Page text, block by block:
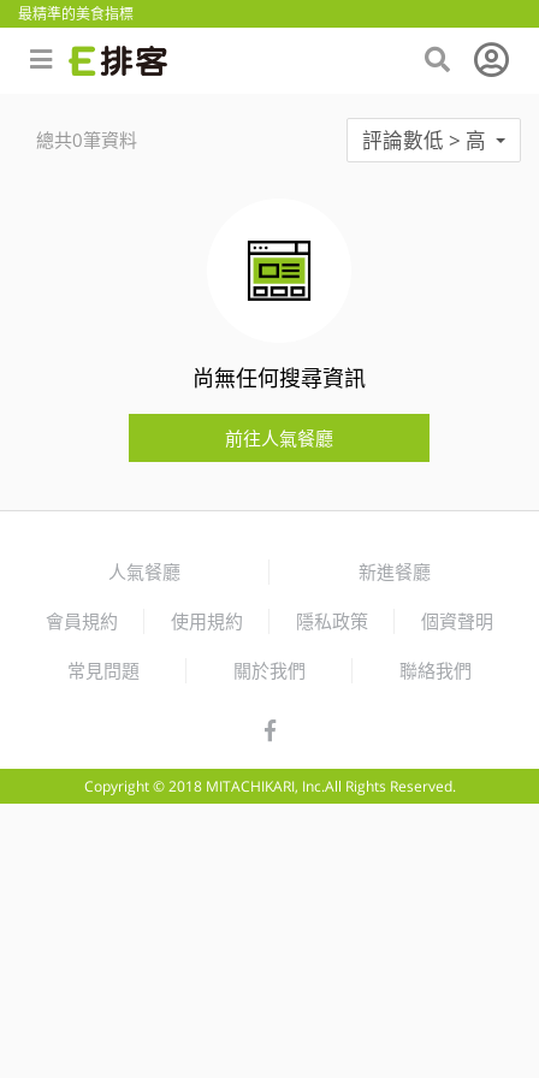
最精準的美食指標
總共0筆資料 評論數低 > 高
尚無任何搜尋資訊
前往人氣餐廳
人氣餐廳 新進餐廳
會員規約 使用規約 隱私政策 個資聲明
常見問題 關於我們 聯絡我們
Copyright © 2018 MITACHIKARI, Inc.All Rights Reserved.